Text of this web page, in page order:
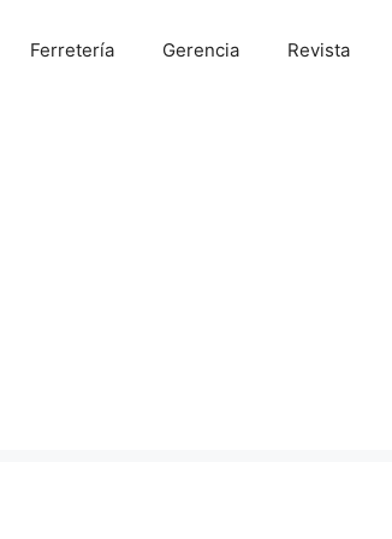
Ferretería Gerencia Revista